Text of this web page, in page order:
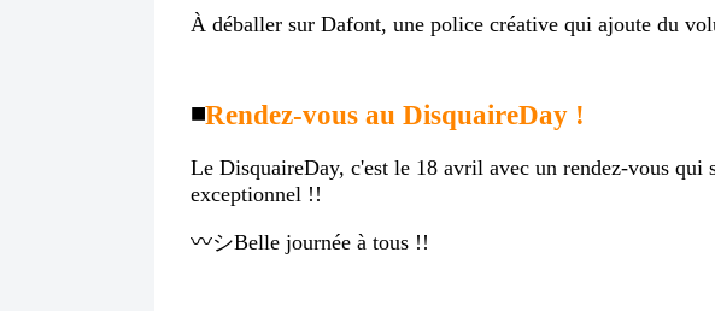
À déballer sur Dafont, une police créative qui ajoute du
◾️Rendez-vous au DisquaireDay !
Le DisquaireDay, c'est le 18 avril avec un rendez-vous qui
exceptionnel !!
〰️シBelle journée à tous !!